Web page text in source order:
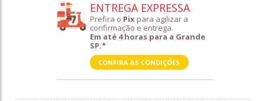
ENTREGA EXPRESSA
Prefira o Pix para agilizar a
confirmação e entrega.
Em até 4 horas para a Grande
SP.*
CONFIRA AS CONDIÇÕES